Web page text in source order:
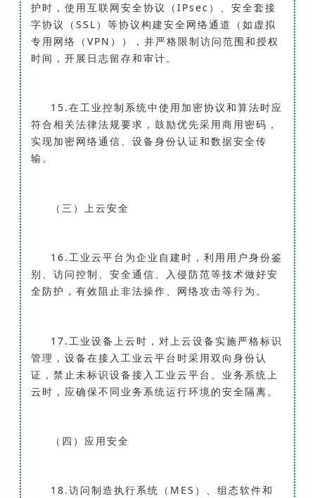
护时，使用互联网安全协议（IPsec）、安全套接
字协议（SSL）等协议构建安全网络通道（如虚拟
专用网络（VPN）），并严格限制访问范围和授权
时间，开展日志留存和审计。
15.在工业控制系统中使用加密协议和算法时应
符合相关法律法规要求，鼓励优先采用商用密码，
实现加密网络通信、设备身份认证和数据安全传
输。
（三）上云安全
16.工业云平台为企业自建时，利用用户身份鉴
别、访问控制、安全通信、入侵防范等技术做好安
全防护，有效阻止非法操作、网络攻击等行为。
17.工业设备上云时，对上云设备实施严格标识
管理，设备在接入工业云平台时采用双向身份认
证，禁止未标识设备接入工业云平台。业务系统上
云时，应确保不同业务系统运行环境的安全隔离。
（四）应用安全
18.访问制造执行系统（MES）、组态软件和